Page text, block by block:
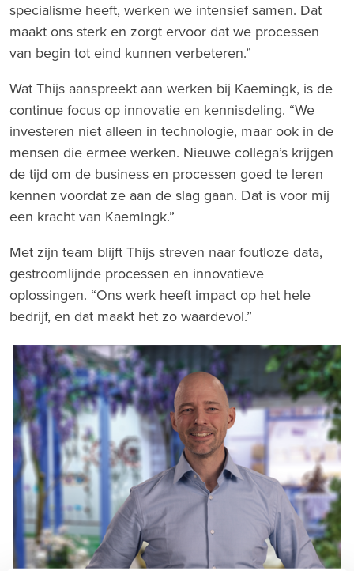
specialisme heeft, werken we intensief samen. Dat
maakt ons sterk en zorgt ervoor dat we processen
van begin tot eind kunnen verbeteren.”
Wat Thijs aanspreekt aan werken bij Kaemingk, is de
continue focus op innovatie en kennisdeling. “We
investeren niet alleen in technologie, maar ook in de
mensen die ermee werken. Nieuwe collega’s krijgen
de tijd om de business en processen goed te leren
kennen voordat ze aan de slag gaan. Dat is voor mij
een kracht van Kaemingk.”
Met zijn team blijft Thijs streven naar foutloze data,
gestroomlijnde processen en innovatieve
oplossingen. “Ons werk heeft impact op het hele
bedrijf, en dat maakt het zo waardevol.”